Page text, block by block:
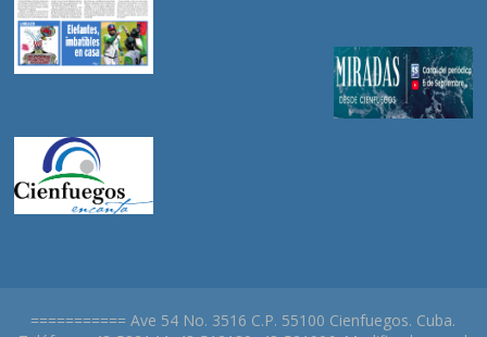
=========== Ave 54 No. 3516 C.P. 55100 Cienfuegos. Cuba.